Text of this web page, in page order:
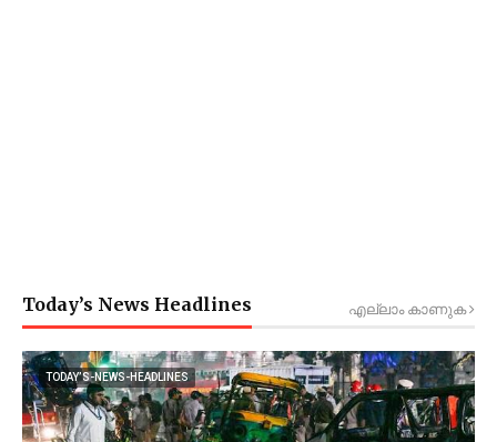
Today’s News Headlines എല്ലാം കാണുക
TODAY’S-NEWS-HEADLINES